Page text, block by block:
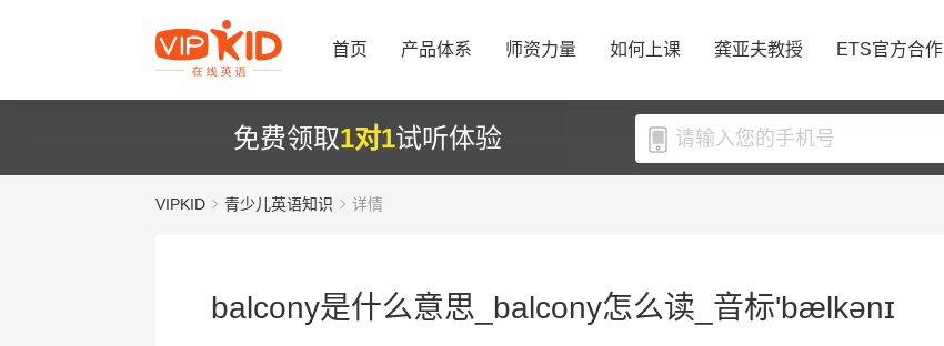
首页 产品体系 师资力量 如何上课 龚亚夫教授 ETS官方合作
免费领取1对1试听体验
VIPKID 青少儿英语知识 详情
balcony是什么意思_balcony怎么读_音标'bælkənɪ